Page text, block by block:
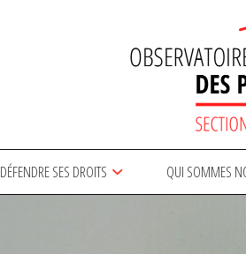
DÉFENDRE SES DROITS QUI SOMMES